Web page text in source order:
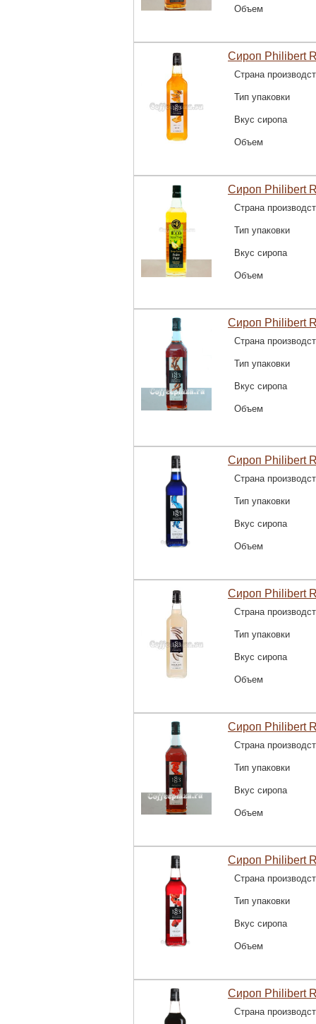
Объем
Сироп Philibert
Страна
Тип упаковки
Вкус сиропа
Объем
Сироп Philibert
Страна
Тип упаковки
Вкус сиропа
Объем
Сироп Philibert
Страна
Тип упаковки
Вкус сиропа
Объем
Сироп Philibert
Страна
Тип упаковки
Вкус сиропа
Объем
Сироп Philibert
Страна
Тип упаковки
Вкус сиропа
Объем
Сироп Philibert
Страна
Тип упаковки
Вкус сиропа
Объем
Сироп Philibert
Страна
Тип упаковки
Вкус сиропа
Объем
Сироп Philibert
Страна